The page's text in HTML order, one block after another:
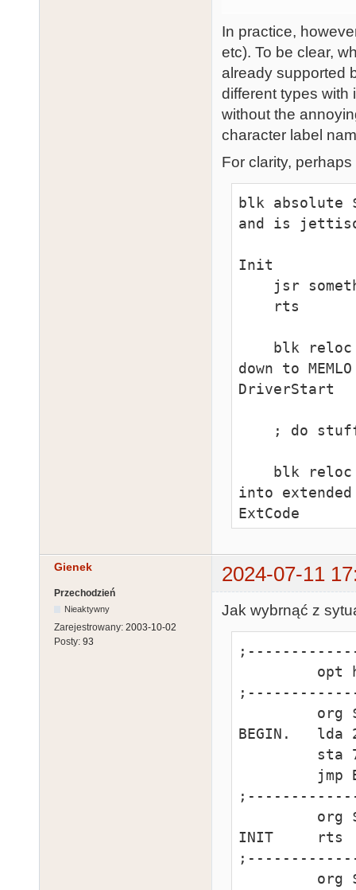
In practice,
etc). To be clear,
already supported
different types with
without the
character label
For clarity,
blk absolute
and is
Init
down to
DriverStart
into
ExtCode
    ; do more stuff
blk
Gienek 2024-07-11
Przechodzień
Nieaktywny
Zarejestrowany: 2003-10-02
Posty: 93
Jak wybrnąć z
BEGIN.   lda
INIT     rts